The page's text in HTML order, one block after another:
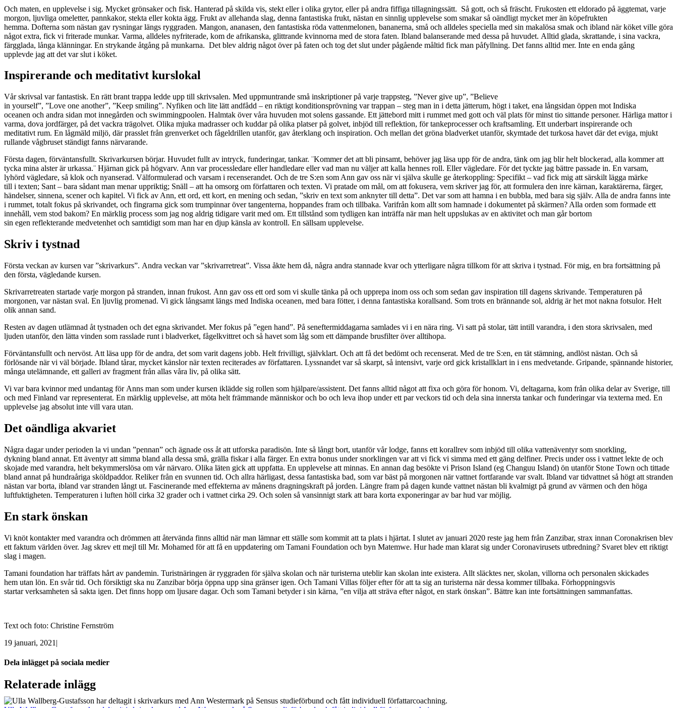
Och maten, en upplevelse i sig. Mycket grönsaker och fisk. Hanterad på skilda vis, stekt eller i olika grytor, eller på andra fiffiga tillagningssätt. Så gott, och så fräscht. Frukosten ett eldorado på äggtemat, varje
morgon, ljuvliga omeletter, pannkakor, stekta eller kokta ägg. Frukt av allehanda slag, denna fantastiska frukt, nästan en sinnlig upplevelse som smakar så oändligt mycket mer än köpefrukten
hemma. Dofterna som nästan gav rysningar längs ryggraden. Mangon, ananasen, den fantastiska röda vattenmelonen, bananerna, små och alldeles speciella med sin makalösa smak och ibland när köket ville göra
något extra, fick vi friterade munkar. Varma, alldeles nyfriterade, kom de afrikanska, glittrande kvinnorna med de stora faten. Ibland balanserande med dessa på huvudet. Alltid glada, skrattande, i sina vackra,
färgglada, långa klänningar. En strykande åtgång på munkarna. Det blev aldrig något över på faten och tog det slut under pågående måltid fick man påfyllning. Det fanns alltid mer. Inte en enda gång
upplevde jag att det var slut i köket.
Inspirerande och meditativt kurslokal
Vår skrivsal var fantastisk. En rätt brant trappa ledde upp till skrivsalen. Med uppmuntrande små inskriptioner på varje trappsteg, ”Never give up”, ”Believe
in yourself”, ”Love one another”, ”Keep smiling”. Nyfiken och lite lätt andfådd – en riktigt konditionsprövning var trappan – steg man in i detta jätterum, högt i taket, ena långsidan öppen mot Indiska
oceanen och andra sidan mot innegården och swimmingpoolen. Halmtak över våra huvuden mot solens gassande. Ett jättebord mitt i rummet med gott och väl plats för minst tio sittande personer. Härliga mattor i
varma, dova jordfärger, på det vackra trägolvet. Olika mjuka madrasser och kuddar på olika platser på golvet, inbjöd till reflektion, för tankeprocesser och kraftsamling. Ett underbart inspirerande och
meditativt rum. En lågmäld miljö, där prasslet från grenverket och fågeldrillen utanför, gav återklang och inspiration. Och mellan det gröna bladverket utanför, skymtade det turkosa havet där det eviga, mjukt
rullande vågbruset ständigt fanns närvarande.
Första dagen, förväntansfullt. Skrivarkursen börjar. Huvudet fullt av intryck, funderingar, tankar. ¨Kommer det att bli pinsamt, behöver jag läsa upp för de andra, tänk om jag blir helt blockerad, alla kommer att
tycka mina alster är urkassa.¨ Hjärnan gick på högvarv. Ann var processledare eller handledare eller vad man nu väljer att kalla hennes roll. Eller vägledare. För det tyckte jag bättre passade in. En varsam,
lyhörd vägledare, så klok och nyanserad. Välformulerad och varsam i recenserandet. Och de tre S:en som Ann gav oss när vi själva skulle ge återkoppling: Specifikt – vad fick mig att särskilt lägga märke
till i texten; Sant – bara sådant man menar uppriktig; Snäll – att ha omsorg om författaren och texten. Vi pratade om mål, om att fokusera, vem skriver jag för, att formulera den inre kärnan, karaktärerna, färger,
händelser, sinnena, scener och kapitel. Vi fick av Ann, ett ord, ett kort, en mening och sedan, ”skriv en text som anknyter till detta”. Det var som att hamna i en bubbla, med bara sig själv. Alla de andra fanns inte
i rummet, totalt fokus på skrivandet, och fingrarna gick som trumpinnar över tangenterna, hoppandes fram och tillbaka. Varifrån kom allt som hamnade i dokumentet på skärmen? Alla orden som formade ett
innehåll, vem stod bakom? En märklig process som jag nog aldrig tidigare varit med om. Ett tillstånd som tydligen kan inträffa när man helt uppslukas av en aktivitet och man går bortom
sin egen reflekterande medvetenhet och samtidigt som man har en djup känsla av kontroll. En sällsam upplevelse.
Skriv i tystnad
Första veckan av kursen var ”skrivarkurs”. Andra veckan var ”skrivarretreat”. Vissa åkte hem då, några andra stannade kvar och ytterligare några tillkom för att skriva i tystnad. För mig, en bra fortsättning på
den första, vägledande kursen.
Skrivarretreaten startade varje morgon på stranden, innan frukost. Ann gav oss ett ord som vi skulle tänka på och upprepa inom oss och som sedan gav inspiration till dagens skrivande. Temperaturen på
morgonen, var nästan sval. En ljuvlig promenad. Vi gick långsamt längs med Indiska oceanen, med bara fötter, i denna fantastiska korallsand. Som trots en brännande sol, aldrig är het mot nakna fotsulor. Helt
olik annan sand.
Resten av dagen utlämnad åt tystnaden och det egna skrivandet. Mer fokus på ”egen hand”. På seneftermiddagarna samlades vi i en nära ring. Vi satt på stolar, tätt intill varandra, i den stora skrivsalen, med
ljuden utanför, den lätta vinden som rasslade runt i bladverket, fågelkvittret och så havet som låg som ett dämpande brusfilter över alltihopa.
Förväntansfullt och nervöst. Att läsa upp för de andra, det som varit dagens jobb. Helt frivilligt, självklart. Och att få det bedömt och recenserat. Med de tre S:en, en tät stämning, andlöst nästan. Och så
förlösande när vi väl började. Ibland tårar, mycket känslor när texten reciterades av författaren. Lyssnandet var så skarpt, så intensivt, varje ord gick kristallklart in i ens medvetande. Gripande, spännande historier,
många utelämnande, ett galleri av fragment från allas våra liv, på olika sätt.
Vi var bara kvinnor med undantag för Anns man som under kursen iklädde sig rollen som hjälpare/assistent. Det fanns alltid något att fixa och göra för honom. Vi, deltagarna, kom från olika delar av Sverige, till
och med Finland var representerat. En märklig upplevelse, att möta helt främmande människor och bo och leva ihop under ett par veckors tid och dela sina innersta tankar och funderingar via texterna med. En
upplevelse jag absolut inte vill vara utan.
Det oändliga akvariet
Några dagar under perioden la vi undan ”pennan” och ägnade oss åt att utforska paradisön. Inte så långt bort, utanför vår lodge, fanns ett korallrev som inbjöd till olika vattenäventyr som snorkling,
dykning bland annat. Ett äventyr att simma bland alla dessa små, grälla fiskar i alla färger. En extra bonus under snorklingen var att vi fick vi simma med ett gäng delfiner. Precis under oss i vattnet lekte de och
skojade med varandra, helt bekymmerslösa om vår närvaro. Olika läten gick att uppfatta. En upplevelse att minnas. En annan dag besökte vi Prison Island (eg Changuu Island) ön utanför Stone Town och tittade
bland annat på hundraåriga sköldpaddor. Reliker från en svunnen tid. Och allra härligast, dessa fantastiska bad, som var bäst på morgonen när vattnet fortfarande var svalt. Ibland var tidvattnet så högt att stranden
nästan var borta, ibland var stranden långt ut. Fascinerande med effekterna av månens dragningskraft på jorden. Längre fram på dagen kunde vattnet nästan bli kvalmigt på grund av värmen och den höga
luftfuktigheten. Temperaturen i luften höll cirka 32 grader och i vattnet cirka 29. Och solen så vansinnigt stark att bara korta exponeringar av bar hud var möjlig.
En stark önskan
Vi knöt kontakter med varandra och drömmen att återvända finns alltid när man lämnar ett ställe som kommit att ta plats i hjärtat. I slutet av januari 2020 reste jag hem från Zanzibar, strax innan Coronakrisen blev
ett faktum världen över. Jag skrev ett mejl till Mr. Mohamed för att få en uppdatering om Tamani Foundation och byn Matemwe. Hur hade man klarat sig under Coronavirusets utbredning? Svaret blev ett riktigt
slag i magen.
Tamani foundation har träffats hårt av pandemin. Turistnäringen är ryggraden för själva skolan och när turisterna uteblir kan skolan inte existera. Allt släcktes ner, skolan, villorna och personalen skickades
hem utan lön. En svår tid. Och försiktigt ska nu Zanzibar börja öppna upp sina gränser igen. Och Tamani Villas följer efter för att ta sig an turisterna när dessa kommer tillbaka. Förhoppningsvis
startar verksamheten så sakta igen. Det finns hopp om ljusare dagar. Och som Tamani betyder i sin kärna, ”en vilja att sträva efter något, en stark önskan”. Bättre kan inte fortsättningen sammanfattas.
Text och foto: Christine Fernström
19 januari, 2021 |
Dela inlägget på sociala medier
Facebook
Twitter
Reddit
LinkedIn
Tumblr
Pinterest
Vk
E-
post
Relaterade inlägg